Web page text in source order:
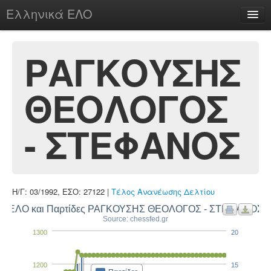
Ελληνικά ΕΛΟ
chesstu.be @ discord
Login
ΡΑΓΚΟΥΣΗΣ
ΘΕΟΛΟΓΟΣ
- ΣΤΕΦΑΝΟΣ
Η/Γ: 03/1992, ΕΣΟ: 27122 | Τέλος Ανανέωσης Δελτίου
ΕΛΟ και Παρτίδες ΡΑΓΚΟΥΣΗΣ ΘΕΟΛΟΓΟΣ - ΣΤΕΦΑΝΟΣ
Source: chessfed.gr
1200
1300
15
20